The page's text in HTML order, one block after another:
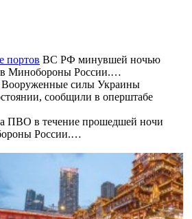
портов ВС РФ минувшей ночью
в Минобороны России.…
силы Украины
сообщили в оперштабе
ПВО в течение прошедшей ночи
России.…